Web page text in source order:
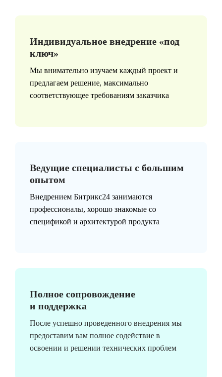
Индивидуальное внедрение «под
ключ»
Мы внимательно изучаем каждый проект и
предлагаем решение, максимально
соответствующее требованиям заказчика
Ведущие специалисты с большим
опытом
Внедрением Битрикс24 занимаются
профессионалы, хорошо знакомые со
спецификой и архитектурой продукта
Полное сопровождение
и поддержка
После успешно проведенного внедрения мы
предоставим вам полное содействие в
освоении и решении технических проблем